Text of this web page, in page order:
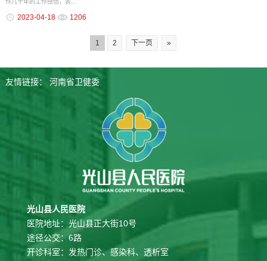
2023-04-18 1206
1 2 下一页 »
友情链接： 河南省卫健委
光山县人民医院
医院地址：光山县正大街10号
途径公交：6路
开诊科室：发热门诊、感染科、透析室